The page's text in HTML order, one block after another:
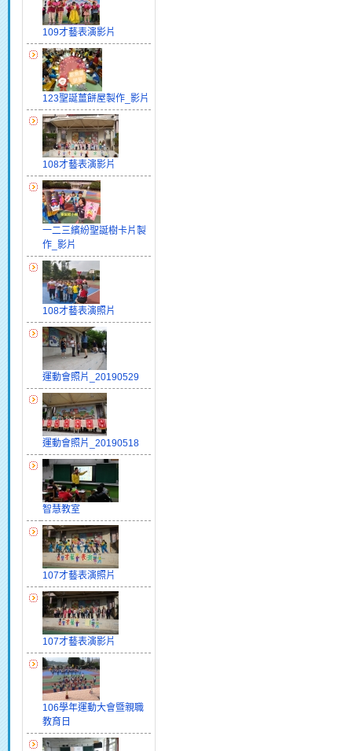
109才藝表演影片
123聖誕薑餅屋製作_影片
108才藝表演影片
一二三繽紛聖誕樹卡片製
作_影片
108才藝表演照片
運動會照片_20190529
運動會照片_20190518
智慧教室
107才藝表演照片
107才藝表演影片
106學年運動大會暨親職
教育日